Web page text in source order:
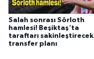
Salah sonrası Sörloth
hamlesi! Beşiktaş'ta
taraftarı sakinleştirecek
transfer planı